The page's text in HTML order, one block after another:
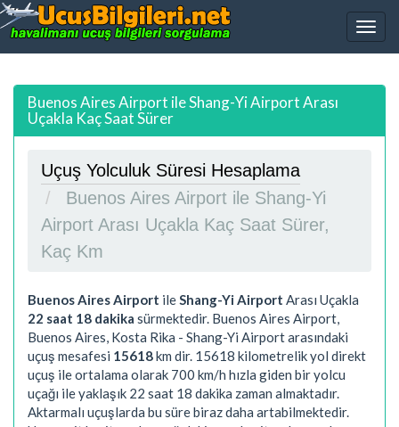
Buenos Aires Airport ile Shang-Yi Airport Arası
Uçakla Kaç Saat Sürer
Uçuş Yolculuk Süresi Hesaplama
Buenos Aires Airport ile Shang-Yi
Airport Arası Uçakla Kaç Saat Sürer,
Kaç Km
Buenos Aires Airport ile Shang-Yi Airport Arası Uçakla
22 saat 18 dakika sürmektedir. Buenos Aires Airport,
Buenos Aires, Kosta Rika - Shang-Yi Airport arasındaki
uçuş mesafesi 15618km dir. 15618 kilometrelik yol direkt
uçuş ile ortalama olarak 700 km/h hızla giden bir yolcu
uçağı ile yaklaşık 22 saat 18 dakika zaman almaktadır.
Aktarmalı uçuşlarda bu süre biraz daha artabilmektedir.